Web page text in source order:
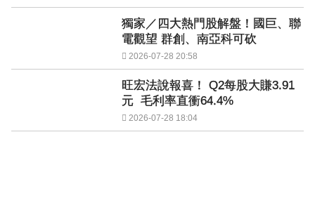
獨家／四大熱門股解盤！國巨、聯
電觀望 群創、南亞科可砍
2026-07-28 20:58
旺宏法說報喜！ Q2每股大賺3.91
元 毛利率直衝64.4%
2026-07-28 18:04